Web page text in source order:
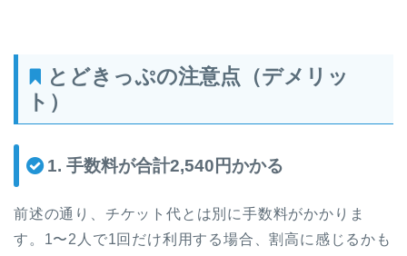
とどきっぷの注意点（デメリッ
ト）
1. 手数料が合計2,540円かかる
前述の通り、チケット代とは別に手数料がかかりま
す。1〜2人で1回だけ利用する場合、割高に感じるかも